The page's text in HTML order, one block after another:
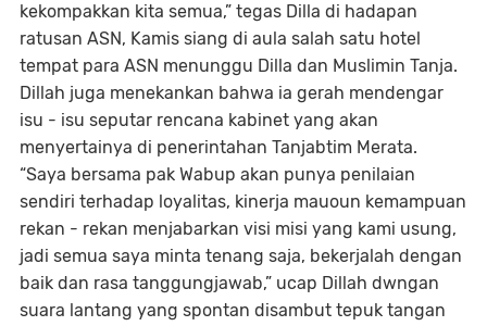
kekompakkan kita semua,” tegas Dilla di hadapan
ratusan ASN, Kamis siang di aula salah satu hotel
tempat para ASN menunggu Dilla dan Muslimin Tanja.
Dillah juga menekankan bahwa ia gerah mendengar
isu - isu seputar rencana kabinet yang akan
menyertainya di penerintahan Tanjabtim Merata.
“Saya bersama pak Wabup akan punya penilaian
sendiri terhadap loyalitas, kinerja mauoun kemampuan
rekan - rekan menjabarkan visi misi yang kami usung,
jadi semua saya minta tenang saja, bekerjalah dengan
baik dan rasa tanggungjawab,” ucap Dillah dwngan
suara lantang yang spontan disambut tepuk tangan